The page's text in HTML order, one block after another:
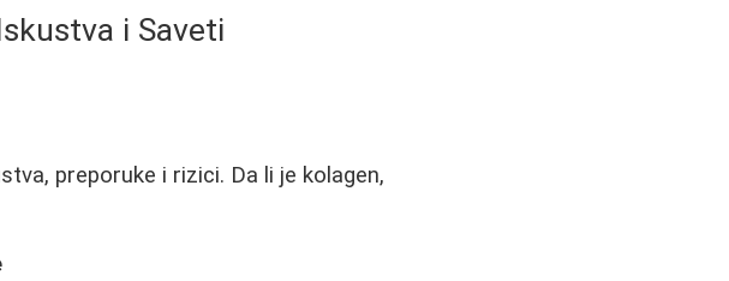
i Saveti
preporuke i rizici. Da li je kolagen,